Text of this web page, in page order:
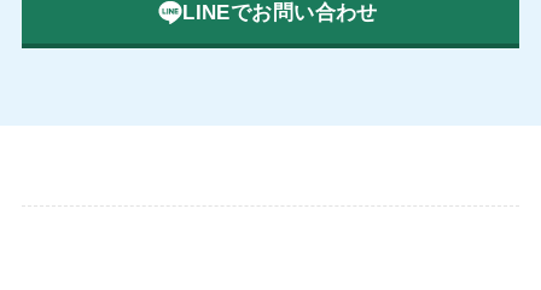
LINEでお問い合わせ